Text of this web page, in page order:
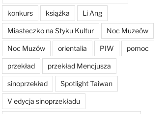
konkurs książka Li Ang
Miasteczko na Styku Kultur Noc Muzeów
Noc Muzów orientalia PIW pomoc
przekład przekład Mencjusza
sinoprzekład Spotlight Taiwan
V edycja sinoprzekładu